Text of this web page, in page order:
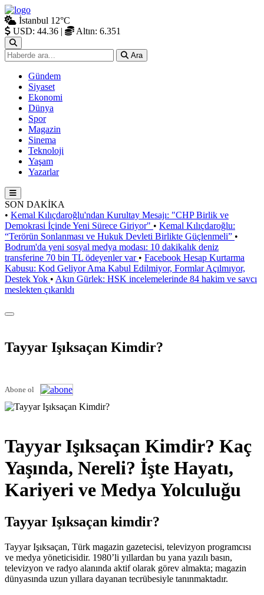
İstanbul 12°C
USD: 44.36 | Altın: 6.351
Ara
Gündem
Siyaset
Ekonomi
Dünya
Spor
Magazin
Sinema
Teknoloji
Yaşam
Yazarlar
SON DAKİKA
• Kemal Kılıçdaroğlu'ndan Kurultay Mesajı: "CHP Birlik ve
Demokrasi İçinde Yeni Sürece Giriyor" • Kemal Kılıçdaroğlu:
“Terörün Sonlanması ve Hukuk Devleti Birlikte Güçlenmeli” •
Bodrum'da yeni sosyal medya modası: 10 dakikalık deniz
transferine 70 bin TL ödeyenler var • Facebook Hesap Kurtarma
Kabusu: Kod Geliyor Ama Kabul Edilmiyor, Formlar Açılmıyor,
Destek Yok • Akın Gürlek: HSK incelemelerinde 84 hakim ve savcı
meslekten çıkarıldı
Tayyar Işıksaçan Kimdir?
Abone ol
Tayyar Işıksaçan Kimdir? Kaç
Yaşında, Nereli? İşte Hayatı,
Kariyeri ve Medya Yolculuğu
Tayyar Işıksaçan kimdir?
Tayyar Işıksaçan, Türk magazin gazetecisi, televizyon programcısı
ve medya yöneticisidir. 1980’li yıllardan bu yana yazılı basın,
televizyon ve radyo alanında aktif olarak görev almakta; magazin
dünyasında uzun yıllara dayanan tecrübesiyle tanınmaktadır.